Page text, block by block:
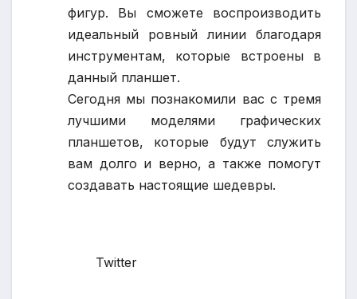
фигур. Вы сможете воспроизводить
идеальный ровный линии благодаря
инструментам, которые встроены в
данный планшет.
Сегодня мы познакомили вас с тремя
лучшими моделями графических
планшетов, которые будут служить
вам долго и верно, а также помогут
создавать настоящие шедевры.
Twitter